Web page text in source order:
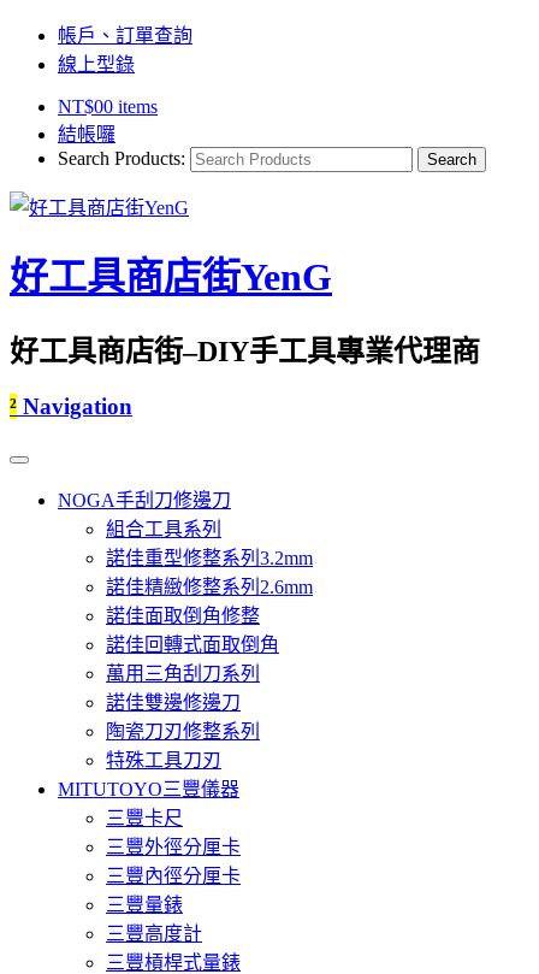
帳戶、訂單查詢
線上型錄
NT$00 items
結帳囉
Search Products:
好工具商店街YenG
好工具商店街–DIY手工具專業代理商
² Navigation
NOGA手刮刀修邊刀
組合工具系列
諾佳重型修整系列3.2mm
諾佳精緻修整系列2.6mm
諾佳面取倒角修整
諾佳回轉式面取倒角
萬用三角刮刀系列
諾佳雙邊修邊刀
陶瓷刀刃修整系列
特殊工具刀刃
MITUTOYO三豐儀器
三豐卡尺
三豐外徑分厘卡
三豐內徑分厘卡
三豐量錶
三豐高度計
三豐槓桿式量錶